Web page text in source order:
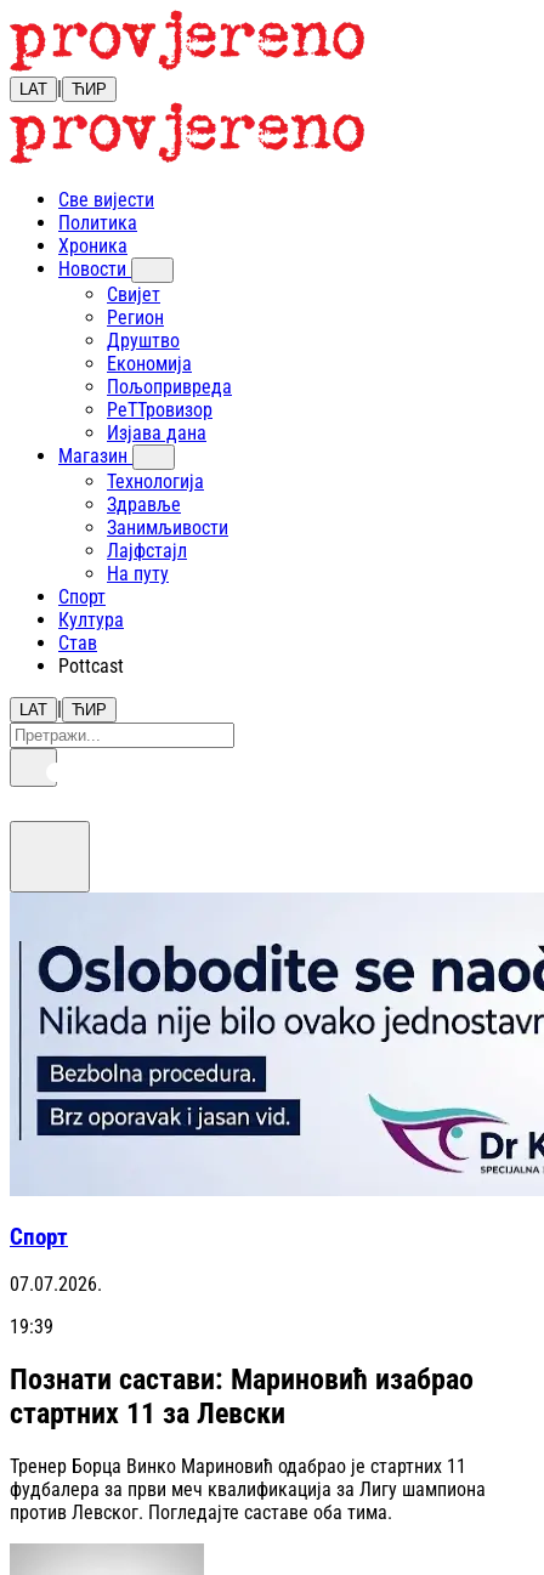
LAT | ЋИР
Све вијести
Политика
Хроника
Новости
Свијет
Регион
Друштво
Економија
Пољопривреда
РеТТровизор
Изјава дана
Магазин
Технологија
Здравље
Занимљивости
Лајфстajл
На путу
Спорт
Култура
Став
Pottcast
LAT | ЋИР
Спорт
07.07.2026.
19:39
Познати састави: Мариновић изабрао
стартних 11 за Левски
Тренер Борца Винко Мариновић одабрао је стартних 11
фудбалера за први меч квалификација за Лигу шампиона
против Левског. Погледајте саставе оба тима.